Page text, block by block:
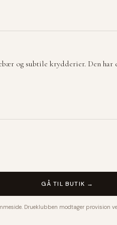
og subtile krydderier. Den har
GÅ TIL BUTIK →
Drueklubben modtager provision